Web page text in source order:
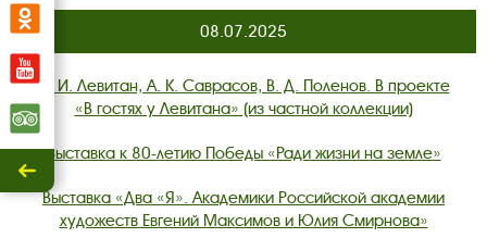
08.07.2025
И. И. Левитан, А. К. Саврасов, В. Д. Поленов. В проекте
«В гостях у Левитана» (из частной коллекции)
Выставка к 80-летию Победы «Ради жизни на земле»
Выставка «Два «Я». Академики Российской академии
художеств Евгений Максимов и Юлия Смирнова»
Одноклассники
YouTube
Трипадвизор
Скрыть
показать.